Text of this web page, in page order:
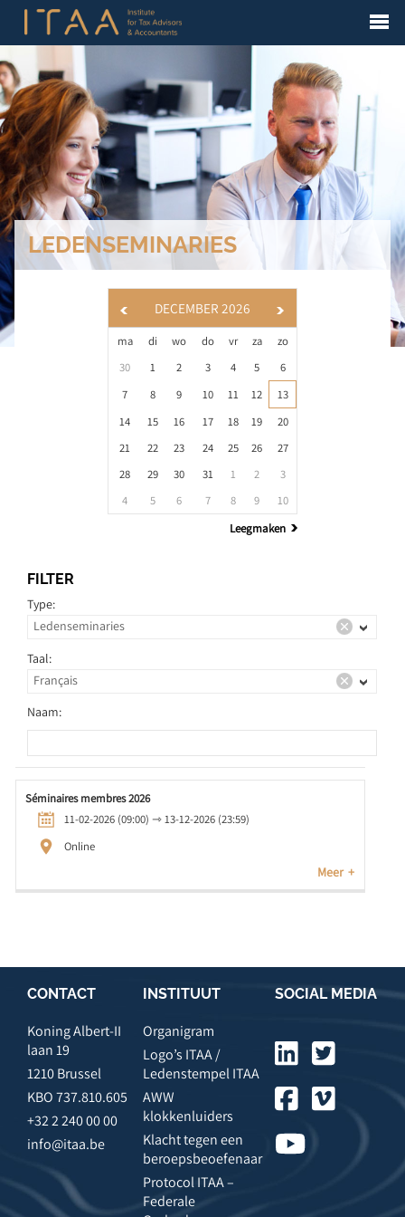
LEDENSEMINARIES
DECEMBER 2026
ma di wo do vr za
zo
30
1 2 3 4 5
6
7
8 9 10 11 12
13
14
15 16 17 18 19
20
21
22 23 24 25 26
27
28
29 30 31 1 2
3
4
5 6 7 8 9
10
Leegmaken
FILTER
Type:
Taal:
Naam:
Séminaires membres 2026
11-02-2026 (09:00) ⇾ 13-12-2026 (23:59)
Online
Meer
CONTACT
Koning Albert-II
laan 19
1210 Brussel
KBO 737.810.605
+32 2 240 00 00
info@itaa.be
INSTITUUT
Organigram
Logo’s ITAA /
Ledenstempel ITAA
AWW
klokkenluiders
Klacht tegen een
beroepsbeoefenaar
Protocol ITAA –
Federale
SOCIAL MEDIA